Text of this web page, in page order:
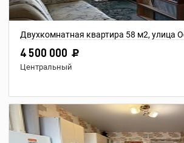
Двухкомнатная квартира 58 м2, улица
4 500 000
Центральный